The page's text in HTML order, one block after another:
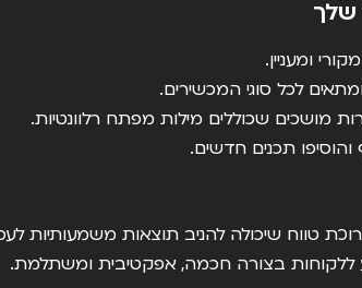
ומעניין.
לכל סוגי המכשירים.
מושכים שכוללים מילות מפתח רלוונטיות.
תכנים חדשים.
ללקוחות בצורה חכמה, אפקטיבית ומשתלמת.